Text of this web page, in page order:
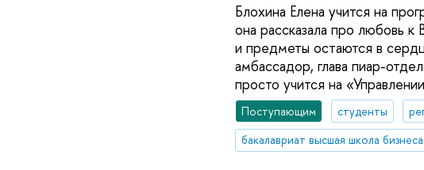
Блохина Елена учится на
она рассказала про любовь
и предметы остаются в
амбассадор, глава пиар-
просто учится на
Поступающим студенты
бакалавриат высшая школа бизнеса